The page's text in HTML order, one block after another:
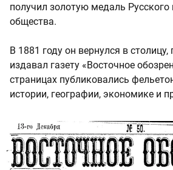
получил золотую медаль Русского
общества.
В 1881 году он вернулся в
издавал газету «Восточное
страницах публиковались
истории, географии, экономике и